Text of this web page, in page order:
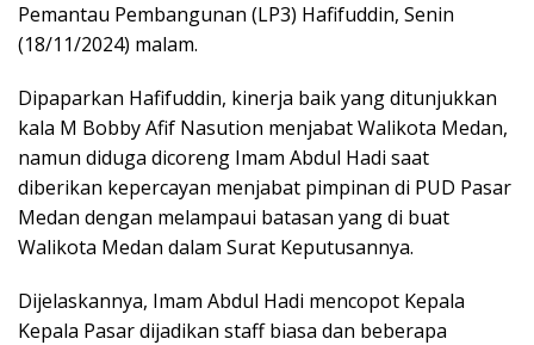
Pemantau Pembangunan (LP3) Hafifuddin, Senin
(18/11/2024) malam.
Dipaparkan Hafifuddin, kinerja baik yang ditunjukkan
kala M Bobby Afif Nasution menjabat Walikota Medan,
namun diduga dicoreng Imam Abdul Hadi saat
diberikan kepercayan menjabat pimpinan di PUD Pasar
Medan dengan melampaui batasan yang di buat
Walikota Medan dalam Surat Keputusannya.
Dijelaskannya, Imam Abdul Hadi mencopot Kepala
Kepala Pasar dijadikan staff biasa dan beberapa